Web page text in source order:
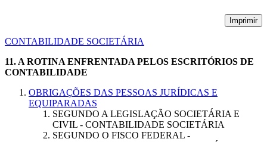
Imprimir
CONTABILIDADE SOCIETÁRIA
11. A ROTINA ENFRENTADA PELOS ESCRITÓRIOS DE
CONTABILIDADE
OBRIGAÇÕES DAS PESSOAS JURÍDICAS E
EQUIPARADAS
SEGUNDO A LEGISLAÇÃO SOCIETÁRIA E
CIVIL - CONTABILIDADE SOCIETÁRIA
SEGUNDO O FISCO FEDERAL -